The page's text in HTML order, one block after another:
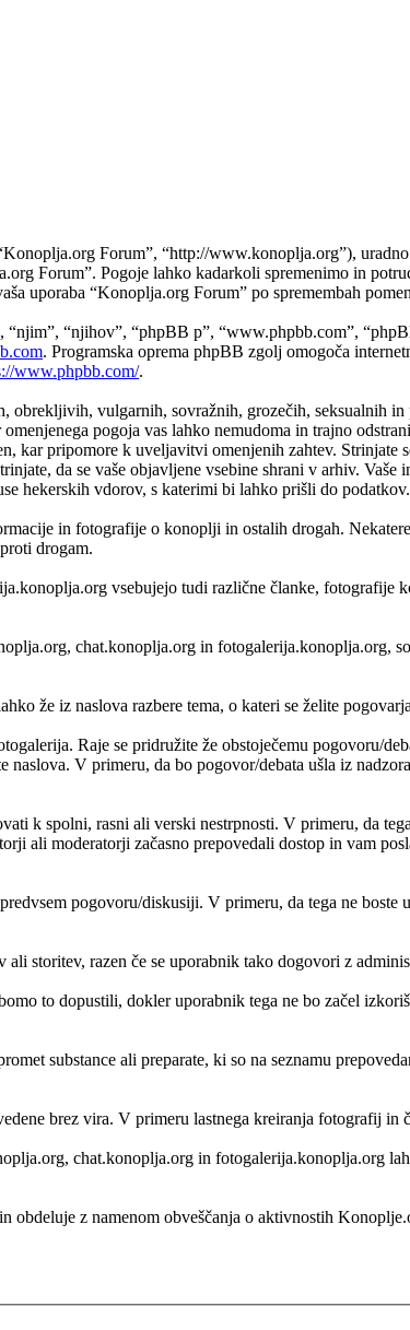
Forum”, “http://www.konoplja.org”),
Forum”. Pogoje lahko kadarkoli spremenimo in
uporaba “Konoplja.org Forum” po spremembah
“njihov”, “phpBB p”, “www.phpbb.com”,
. Programska oprema phpBB zgolj omogoča
www.phpbb.com/.
vulgarnih, sovražnih, grozečih, seksualnih
pogoja vas lahko nemudoma in trajno
kar pripomore k uveljavitvi omenjenih zahtev.
da se vaše objavljene vsebine shrani v arhiv.
hekerskih vdorov, s katerimi bi lahko prišli do podatkov.
in fotografije o konoplji in ostalih drogah.
drogam.
vsebujejo tudi različne članke, fotografije
chat.konoplja.org in fotogalerija.konoplja.org,
že iz naslova razbere tema, o kateri se želite
Raje se pridružite že obstoječemu pogovoru/
V primeru, da bo pogovor/debata ušla iz
k spolni, rasni ali verski nestrpnosti. V primeru, da
ali moderatorji začasno prepovedali dostop in vam
pogovoru/diskusiji. V primeru, da tega ne
storitev, razen če se uporabnik tako dogovori z
to dopustili, dokler uporabnik tega ne bo začel
substance ali preparate, ki so na seznamu
brez vira. V primeru lastnega kreiranja fotografij in
chat.konoplja.org in fotogalerija.konoplja.org
obdeluje z namenom obveščanja o aktivnostih